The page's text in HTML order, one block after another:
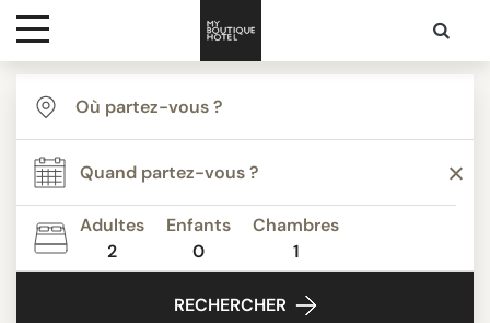
Destinations
Inspiration
Media
Adultes
2
Enfants
0
Chambres
1
RECHERCHER